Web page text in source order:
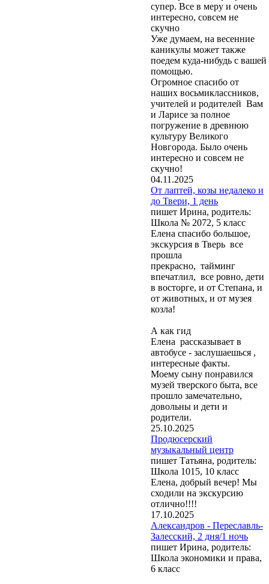
супер. Все в меру и очень
интересно, совсем не
скучно
Уже думаем, на весенние
каникулы может также
поедем куда-нибудь с вашей
помощью.
Огромное спасибо от
наших восьмиклассников,
учителей и родителей Вам
и Ларисе за полное
погружение в древнюю
культуру Великого
Новгорода. Было очень
интересно и совсем не
скучно!
04.11.2025
От лаптей, козы недалеко и
до Твери, 1 день
пишет Ирина, родитель:
Школа № 2072, 5 класс
Елена спасибо большое,
экскурсия в Тверь все
прошла
прекрасно, тайминг
впечатлил, все ровно, дети
в восторге, и от Степана, и
от животных, и от музея
козла!
А как гид
Елена рассказывает в
автобусе - заслушаешься ,
интересные факты.
Моему сыну понравился
музей тверского быта, все
прошло замечательно,
довольны и дети и
родители.
25.10.2025
Продюсерский
музыкальный центр
пишет Татьяна, родитель:
Школа 1015, 10 класс
Елена, добрый вечер! Мы
сходили на экскурсию
отлично!!!!
17.10.2025
Александров - Переславль-
Залесский, 2 дня/1 ночь
пишет Ирина, родитель:
Школа экономики и права,
6 класс